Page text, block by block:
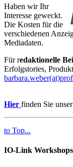
Haben wir Ihr
Interesse geweckt.
Die Kosten für die
verschiedenen
Mediadaten.
Für redaktionelle
Erfolgstories,
Hier finden Sie
to Top...
IO-Link Workshops